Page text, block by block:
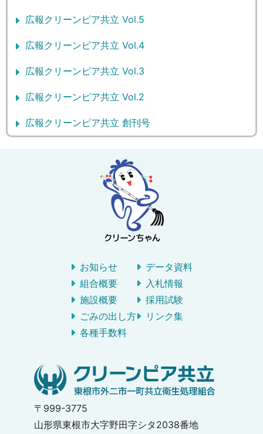
広報クリーンピア共立 Vol.5
広報クリーンピア共立 Vol.4
広報クリーンピア共立 Vol.3
広報クリーンピア共立 Vol.2
広報クリーンピア共立 創刊号
お知らせ
組合概要
施設概要
ごみの出し方
各種手数料
データ資料
入札情報
採用試験
リンク集
〒999-3775
山形県東根市大字野田字シタ2038番地